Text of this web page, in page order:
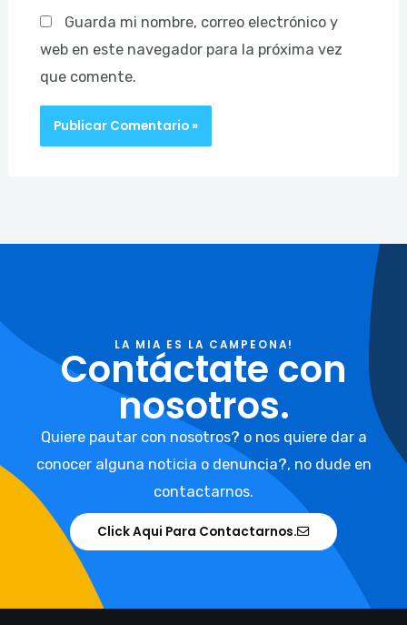
Guarda mi nombre, correo electrónico y
web en este navegador para la próxima vez
que comente.
LA MIA ES LA CAMPEONA!
Contáctate con
nosotros.
Quiere pautar con nosotros? o nos quiere dar a
conocer alguna noticia o denuncia?, no dude en
contactarnos.
Click Aqui Para Contactarnos.